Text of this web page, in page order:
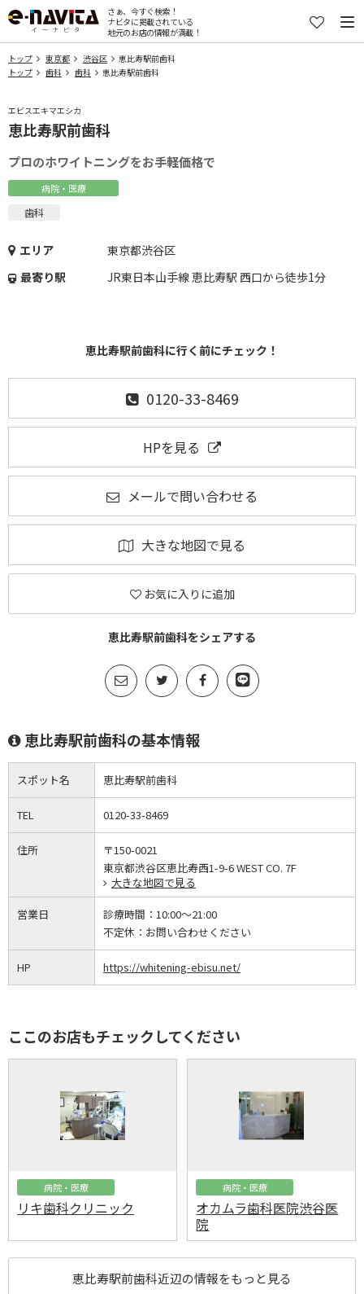
さぁ、今すぐ検索！
ナビタに掲載されている
地元のお店の情報が満載！
トップ 東京都 渋谷区
恵比寿駅前歯科
トップ
歯科 歯科 恵比寿駅前歯科
エビスエキマエシカ
恵比寿駅前歯科
プロのホワイトニングをお手軽価格で
病院・医療
歯科
エリア
東京都渋谷区
最寄り駅
JR東日本山手線 恵比寿駅 西口から徒歩1分
恵比寿駅前歯科に行く前にチェック！
0120-33-8469
HPを見る
メールで問い合わせる
大きな地図で見る
お気に入りに追加
恵比寿駅前歯科をシェアする
恵比寿駅前歯科の基本情報
スポット名 恵比寿駅前歯科
TEL 0120-33-8469
住所
〒150-0021
東京都渋谷区恵比寿西1-9-6 WEST CO. 7F
大きな地図で見る
営業日 診療時間： 10:00～21:00
不定休： お問い合わせください
HP https://whitening-ebisu.net/
ここのお店もチェックしてください
病院・医療
リキ歯科クリニック
病院・医療
オカムラ歯科医院渋谷医
院
恵比寿駅前歯科近辺の情報をもっと見る